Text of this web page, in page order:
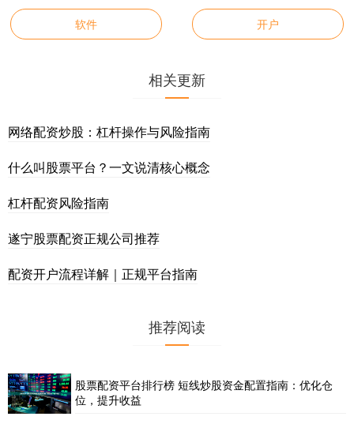
软件 开户
相关更新
网络配资炒股：杠杆操作与风险指南
什么叫股票平台？一文说清核心概念
杠杆配资风险指南
遂宁股票配资正规公司推荐
配资开户流程详解｜正规平台指南
推荐阅读
股票配资平台排行榜 短线炒股资金配置指南：优化仓
位，提升收益